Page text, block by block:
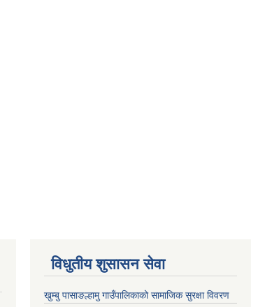
विधुतीय शुसासन सेवा
खुम्बु पासाङल्हामु गाउँपालिकाको सामाजिक सुरक्षा विवरण